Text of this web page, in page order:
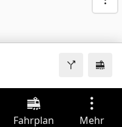
Fahrplan Mehr